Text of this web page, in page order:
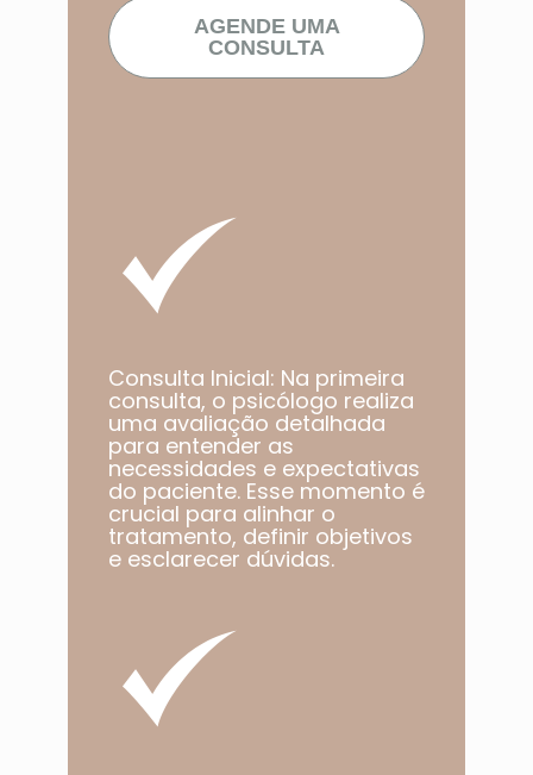
AGENDE UMA
CONSULTA
Consulta Inicial: Na primeira
consulta, o psicólogo realiza
uma avaliação detalhada
para entender as
necessidades e expectativas
do paciente. Esse momento é
crucial para alinhar o
tratamento, definir objetivos
e esclarecer dúvidas.